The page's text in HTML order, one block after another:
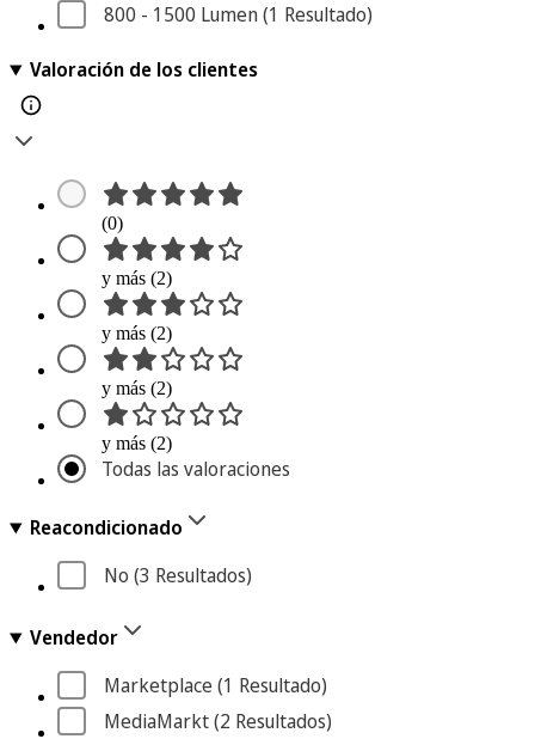
800 - 1500 Lumen (1 Resultado)
Valoración de los clientes
(0)
y más (2)
y más (2)
y más (2)
y más (2)
Todas las valoraciones
Reacondicionado
No (3 Resultados)
Vendedor
Marketplace (1 Resultado)
MediaMarkt (2 Resultados)